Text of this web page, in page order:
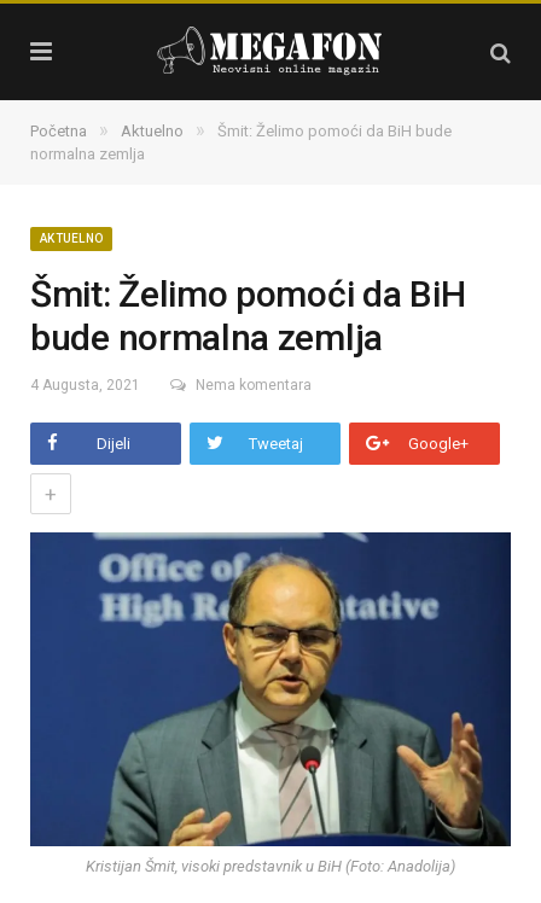
Početna » Aktuelno »
Šmit: Želimo pomoći da BiH bude
normalna zemlja
AKTUELNO
Šmit: Želimo pomoći da BiH
bude normalna zemlja
4 Augusta, 2021 Nema komentara
Dijeli Tweetaj Google+
+
Kristijan Šmit, visoki predstavnik u BiH (Foto: Anadolija)